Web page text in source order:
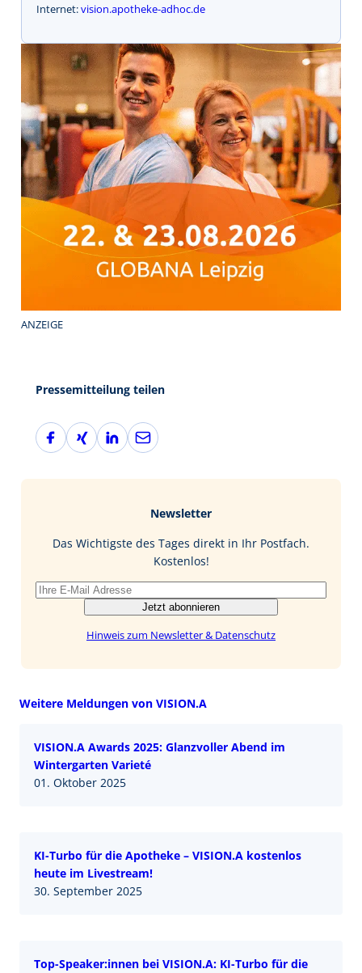
Internet:vision.apotheke-adhoc.de
ANZEIGE
Pressemitteilung teilen
F
a
X
i
L
i
I
E
-
Newsletter
Das Wichtigste des Tages direkt in Ihr Postfach.
Kostenlos!
Jetzt abonnieren
Hinweis zum Newsletter & Datenschutz
Weitere Meldungen von VISION.A
VISION.A Awards 2025: Glanzvoller Abend im
Wintergarten Varieté
01. Oktober 2025
KI-Turbo für die Apotheke – VISION.A kostenlos
heute im Livestream!
30. September 2025
Top-Speaker:innen bei VISION.A: KI-Turbo für die